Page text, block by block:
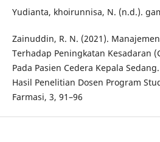
Yudianta, khoirunnisa, N. (n.d.).
Zainuddin, R. N. (2021).
Terhadap Peningkatan Kesadaran
Pada Pasien Cedera Kepala
Hasil Penelitian Dosen Program
Farmasi, 3, 91–96